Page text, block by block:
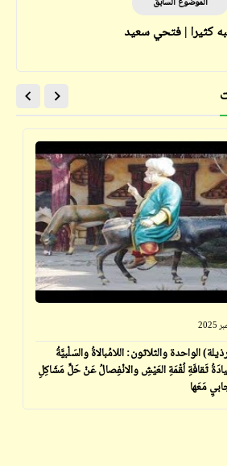
كثيرا | فتحي سعيد
الواحدة والثلاثون: اللامُبالاةُ والسَلْبيَّةُ
ثَقافَةِ لُقْمَةِ العَيْشِ والانْفِصالُ عَنْ حَلِّ مَشَاكِلِ
مَعَها